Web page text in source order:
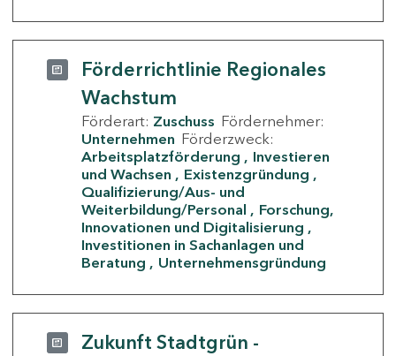
Förderrichtlinie Regionales
Wachstum
Förderart: Zuschuss Fördernehmer:
Unternehmen Förderzweck:
Arbeitsplatzförderung
Investieren
und Wachsen
Existenzgründung
Qualifizierung/Aus- und
Weiterbildung/Personal
Forschung,
Innovationen und Digitalisierung
Investitionen in Sachanlagen und
Beratung
Unternehmensgründung
Zukunft Stadtgrün -